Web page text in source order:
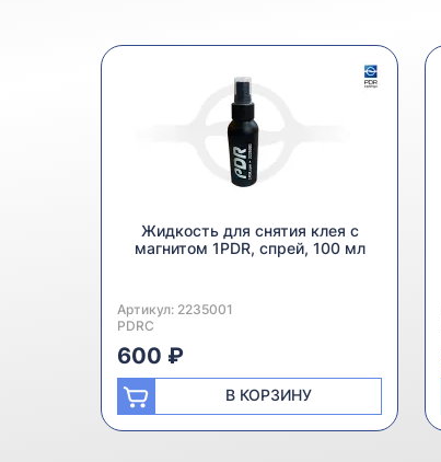
Жидкость для снятия клея с
магнитом 1PDR, спрей, 100 мл
Артикул: 2235001
Производитель:
PDRC
600 ₽
В КОРЗИНУ